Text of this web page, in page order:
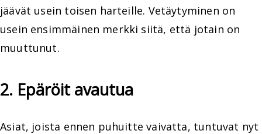
jäävät usein toisen harteille. Vetäytyminen on
usein ensimmäinen merkki siitä, että jotain on
muuttunut.
2. Epäröit avautua
Asiat, joista ennen puhuitte vaivatta, tuntuvat nyt